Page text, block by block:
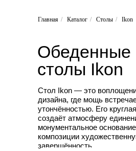
Главная / Каталог / Столы / Ikon
Обеденные
столы Ikon
Стол Ikon — это
дизайна, где мощь
утончённостью. Его
создаёт атмосферу
монументальное
композиции
завершённость.